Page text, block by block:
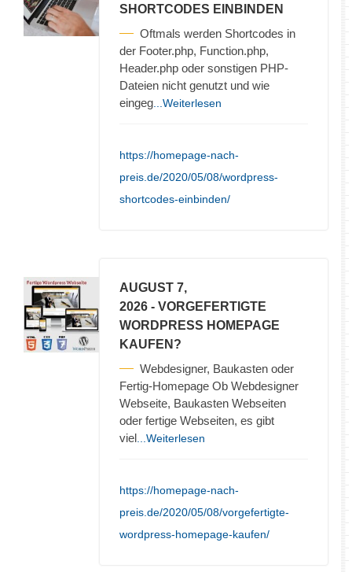
SHORTCODES EINBINDEN
Oftmals werden Shortcodes in
der Footer.php, Function.php,
Header.php oder sonstigen PHP-
Dateien nicht genutzt und wie
eingeg ...Weiterlesen
https://homepage-nach-
preis.de/2020/05/08/wordpress-
shortcodes-einbinden/
AUGUST 7,
2026 - VORGEFERTIGTE
WORDPRESS HOMEPAGE
KAUFEN?
Webdesigner, Baukasten oder
Fertig-Homepage Ob Webdesigner
Webseite, Baukasten Webseiten
oder fertige Webseiten, es gibt
viel ...Weiterlesen
https://homepage-nach-
preis.de/2020/05/08/vorgefertigte-
wordpress-homepage-kaufen/